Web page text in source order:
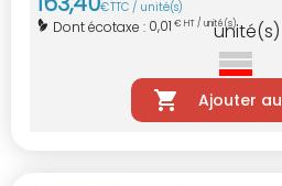
€TTC / unité(s)
Dont écotaxe : 0,01 € HT / unité(s)unité(s)
Ajouter